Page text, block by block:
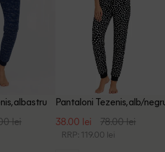
albastru
lei
Pantaloni Tezenis, alb/
38.00 lei 78.00 lei
RRP: 119.00 lei